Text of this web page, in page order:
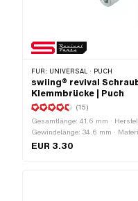
FÜR: UNIVERSAL · PUCH
swiing® revival
Klemmbrücke | Puch
(15)
Gesamtlänge: 41.6 mm ·
Gewindelänge: 34.6 mm ·
Anwendungsbereich: Standard ·
Schaft: Nein · Schlüsselweite:
EUR 3.30